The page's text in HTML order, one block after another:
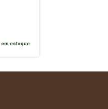
em estoque